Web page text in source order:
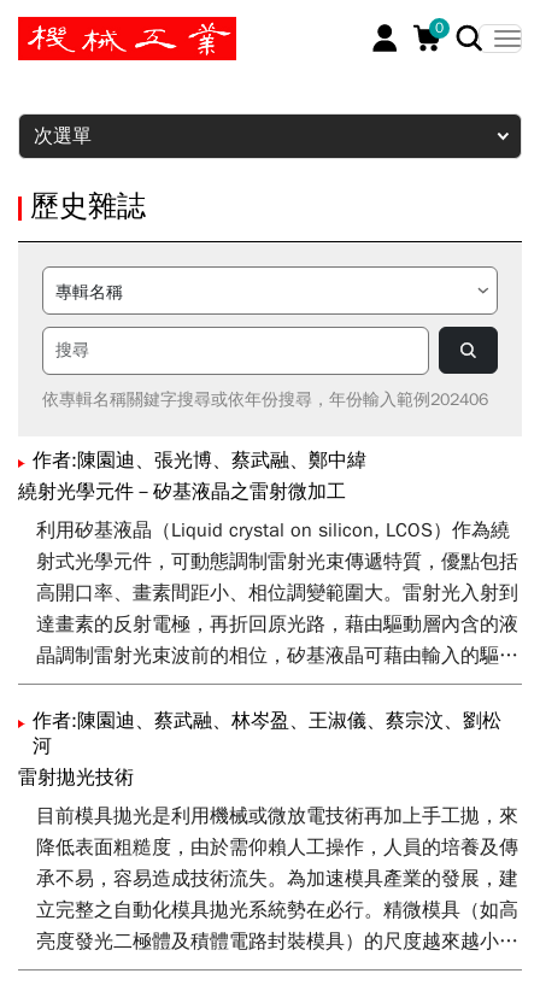
0
暫停
次選單
歷史雜誌
依專輯名稱關鍵字搜尋或依年份搜尋，年份輸入範例202406
作者:陳園迪、張光博、蔡武融、鄭中緯
繞射光學元件－矽基液晶之雷射微加工
利用矽基液晶（Liquid crystal on silicon, LCOS）作為繞
射式光學元件，可動態調制雷射光束傳遞特質，優點包括
高開口率、畫素間距小、相位調變範圍大。雷射光入射到
達畫素的反射電極，再折回原光路，藉由驅動層內含的液
晶調制雷射光束波前的相位，矽基液晶可藉由輸入的驅動
訊號產生任意的相位式繞射光學元件。此外，飛秒雷射
（Femtosecond laser）的脈衝寬度極短，可在金屬或其
它材料上，實現低熱效應之微米或奈米尺度加工。將矽基
液晶應用於飛秒雷射光束整形，使得飛秒雷射加工應用領
域更加擴大。加工應用時首重穩定性，文中針對飛秒雷射
照射反射式矽基液晶時能承受的閥值與穩定度做測試。
作者:陳園迪、蔡武融、林岑盈、王淑儀、蔡宗汶、劉松
河
雷射拋光技術
目前模具拋光是利用機械或微放電技術再加上手工拋，來
降低表面粗糙度，由於需仰賴人工操作，人員的培養及傳
承不易，容易造成技術流失。為加速模具產業的發展，建
立完整之自動化模具拋光系統勢在必行。精微模具（如高
亮度發光二極體及積體電路封裝模具）的尺度越來越小，
在細微區域的拋光需求下，雷射拋光技術因其具有可局部